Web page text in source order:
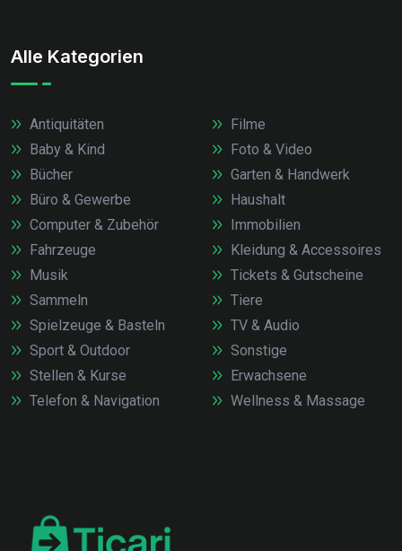
Alle Kategorien
Antiquitäten
Baby & Kind
Bücher
Büro & Gewerbe
Computer & Zubehör
Fahrzeuge
Filme
Foto & Video
Garten & Handwerk
Haushalt
Immobilien
Kleidung & Accessoires
Musik
Sammeln
Spielzeuge & Basteln
Sport & Outdoor
Stellen & Kurse
Telefon & Navigation
Tickets & Gutscheine
Tiere
TV & Audio
Sonstige
Erwachsene
Wellness & Massage